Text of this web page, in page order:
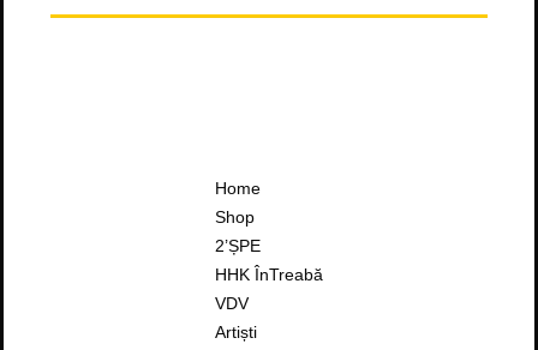
Home
Shop
2’ȘPE
HHK ÎnTreabă
VDV
Artiști